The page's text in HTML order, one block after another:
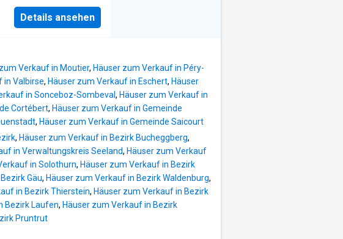
ODER
in dieser Erklärung
konnten. Deshalb
dafür übernehmen.
und 2
erstreckt sich über
Details ansehen
Verkauf in Moutier, Häuser zum Verkauf in Péry-
in Valbirse, Häuser zum Verkauf in Eschert, Häuser
in Sonceboz-Sombeval , Häuser zum Verkauf in
Cortébert, Häuser zum Verkauf in Gemeinde
, Häuser zum Verkauf in Gemeinde Saicourt
, Häuser zum Verkauf in Bezirk Bucheggberg,
in Verwaltungskreis Seeland, Häuser zum Verkauf
in Solothurn, Häuser zum Verkauf in Bezirk
Gäu, Häuser zum Verkauf in Bezirk Waldenburg,
in Bezirk Thierstein, Häuser zum Verkauf in Bezirk
Bezirk Laufen, Häuser zum Verkauf in Bezirk
Pruntrut